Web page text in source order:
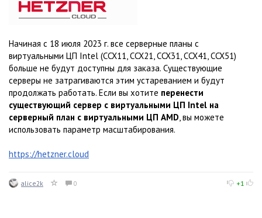
Начиная с 18 июля 2023 г. все серверные планы с
виртуальными ЦП Intel (CCX11, CCX21, CCX31, CCX41, CCX51)
больше не будут доступны для заказа. Существующие
серверы не затрагиваются этим устареванием и будут
продолжать работать. Если вы хотите перенести
существующий сервер с виртуальными ЦП Intel на
серверный план с виртуальными ЦП AMD , вы можете
использовать параметр масштабирования.
https://hetzner.cloud
alice2k 0 +1